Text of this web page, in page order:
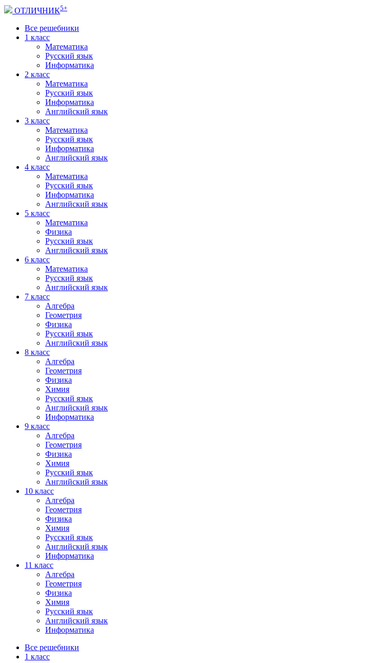
ОТЛИЧНИК5+
Все решебники
1 класс
Математика
Русский язык
Информатика
2 класс
Математика
Русский язык
Информатика
Английский язык
3 класс
Математика
Русский язык
Информатика
Английский язык
4 класс
Математика
Русский язык
Информатика
Английский язык
5 класс
Математика
Физика
Русский язык
Английский язык
6 класс
Математика
Русский язык
Английский язык
7 класс
Алгебра
Геометрия
Физика
Русский язык
Английский язык
8 класс
Алгебра
Геометрия
Физика
Химия
Русский язык
Английский язык
Информатика
9 класс
Алгебра
Геометрия
Физика
Химия
Русский язык
Английский язык
10 класс
Алгебра
Геометрия
Физика
Химия
Русский язык
Английский язык
Информатика
11 класс
Алгебра
Геометрия
Физика
Химия
Русский язык
Английский язык
Информатика
Все решебники
1 класс